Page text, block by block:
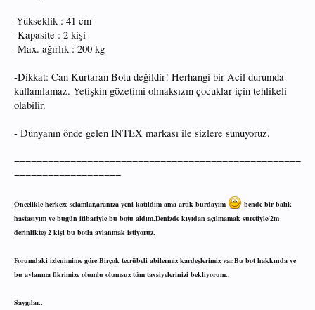
-Yükseklik : 41 cm
-Kapasite : 2 kişi
-Max. ağırlık : 200 kg
-Dikkat: Can Kurtaran Botu değildir! Herhangi bir Acil durumda
kullanılamaz. Yetişkin gözetimi olmaksızın çocuklar için tehlikeli
olabilir.
- Dünyanın önde gelen INTEX markası ile sizlere sunuyoruz.
===================================================
===================
Öncelikle herkeze selamlar,aranıza yeni katıldım ama artık burdayım
bende bir balık
hastasıyım ve bugün itibariyle bu botu aldım.Denizde kıyıdan açılmamak suretiyle(2m
derinlikte) 2 kişi bu botla avlanmak istiyoruz.
Forumdaki izlenimime göre Birçok tecrübeli abilermiz kardeşlerimiz var.Bu bot hakkında ve
bu avlanma fikrimize olumlu olumsuz tüm tavsiyelerinizi bekliyorum..
Saygılar..